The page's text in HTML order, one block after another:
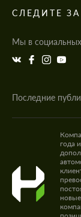
СЛЕДИТЕ
Мы в социальных
Последние
года